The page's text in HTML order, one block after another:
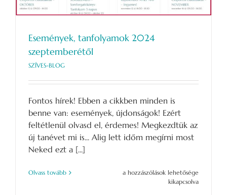
Események, tanfolyamok 2024
szeptemberétől
SZÍVES-BLOG
Fontos hírek! Ebben a cikkben minden is
benne van: események, újdonságok! Ezért
feltétlenül olvasd el, érdemes! Megkezdtük az
új tanévet mi is... Alig lett időm megírni most
Neked ezt a [...]
Olvass tovább
Események,
a hozzászólások lehetősége
kikapcsolva